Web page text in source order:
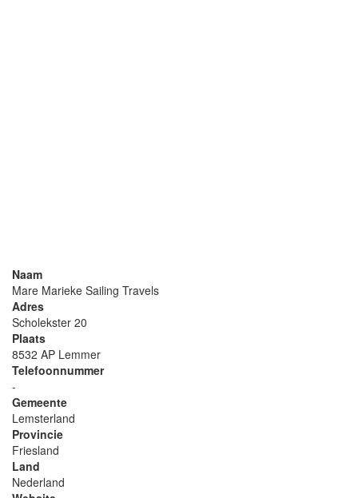
Naam
Mare Marieke Sailing Travels
Adres
Scholekster 20
Plaats
8532 AP Lemmer
Telefoonnummer
-
Gemeente
Lemsterland
Provincie
Friesland
Land
Nederland